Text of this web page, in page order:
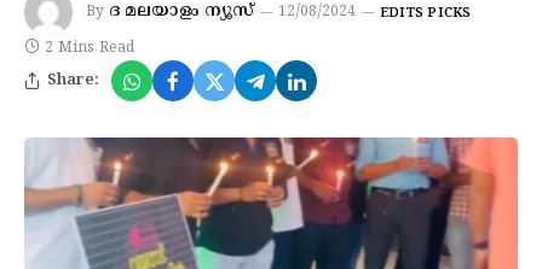
By ദ മലയാളം ന്യൂസ് 12/08/2024 EDITS PICKS
2 Mins Read
Share: